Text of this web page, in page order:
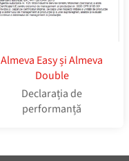
Almeva Easy și Almeva
Double
Declarația de
performanță